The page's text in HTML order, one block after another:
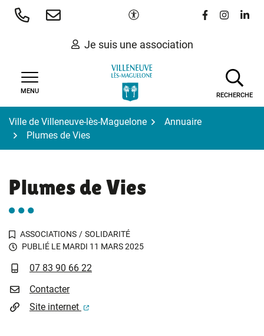
Aller
Paramètres d'accessibilité
Lien vers le
Lien vers
Lien
Je suis une association
MENU
RECHERCHE
Ville de Villeneuve-lès-Maguelone
Annuaire
Plumes de Vies
Plumes de Vies
ASSOCIATIONS / SOLIDARITÉ
PUBLIÉ LE MARDI 11 MARS 2025
INFOS UTILES
07 83 90 66 22
Contacter
Site internet
(ouverture dans un nouvel onglet)